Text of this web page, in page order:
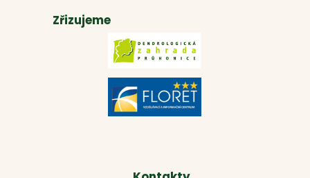
Zřizujeme